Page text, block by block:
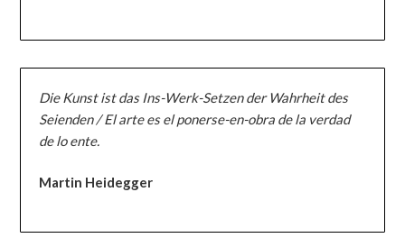
Die Kunst ist das Ins-Werk-Setzen der Wahrheit des
Seienden / El arte es el ponerse-en-obra de la verdad
de lo ente.
Martin Heidegger